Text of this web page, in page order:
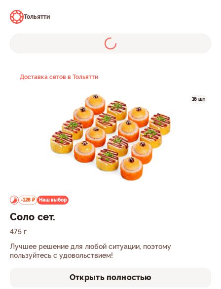
Тольятти
Доставка сетов в Тольятти
16 шт
-128 ₽ Наш выбор
Соло сет.
475 г
Лучшее решение для любой ситуации, поэтому
пользуйтесь с удовольствием!
Открыть полностью